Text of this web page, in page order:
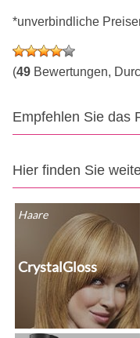
*unverbindliche
(49 Bewertungen,
Empfehlen Sie das
Hier finden Sie
Haare
CrystalGloss